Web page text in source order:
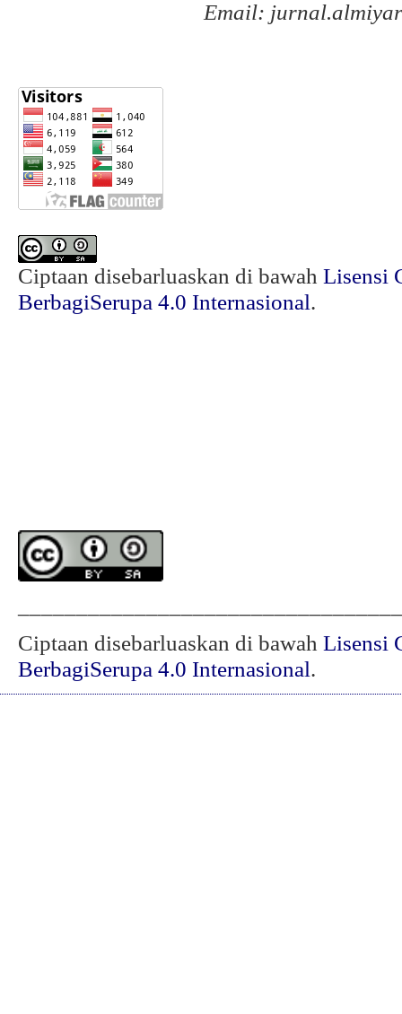
Email:
Ciptaan disebarluaskan di bawah Lisensi
BerbagiSerupa 4.0 Internasional.
Ciptaan disebarluaskan di bawah Lisensi
BerbagiSerupa 4.0 Internasional.